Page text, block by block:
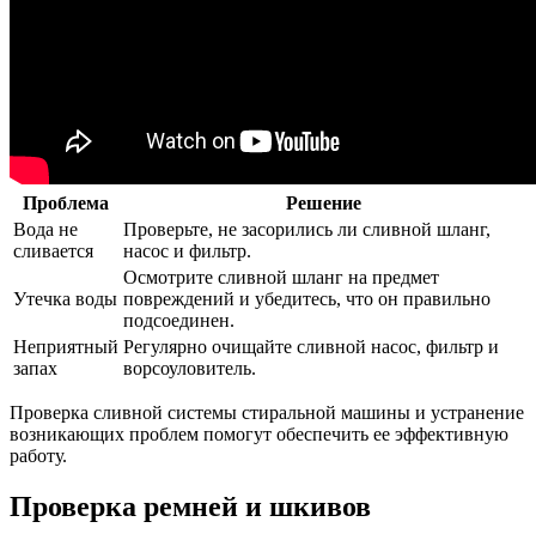
Проблема
Решение
Вода не
сливается
Проверьте, не засорились ли сливной шланг,
насос и фильтр.
Утечка воды
Осмотрите сливной шланг на предмет
повреждений и убедитесь, что он правильно
подсоединен.
Неприятный
запах
Регулярно очищайте сливной насос, фильтр и
ворсоуловитель.
Проверка сливной системы стиральной машины и устранение
возникающих проблем помогут обеспечить ее эффективную
работу.
Проверка ремней и шкивов